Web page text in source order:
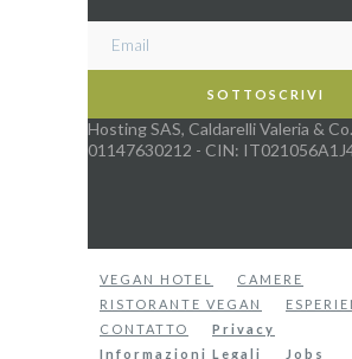
Hosting SAS, Caldarelli Valeria &
01147630212 - CIN:
VEGAN HOTEL
CAMERE
RISTORANTE VEGAN
CONTATTO
Privacy
Informazioni Legali
Jobs